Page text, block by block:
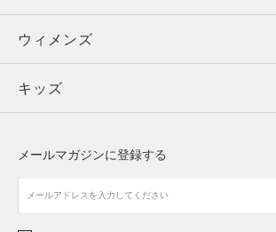
ウィメンズ
キッズ
アクセサリー
トップス
ボトムス
アクセサリー
ウィメンズ
トップス
シューズ
キッズ
メールマガジンに登録する